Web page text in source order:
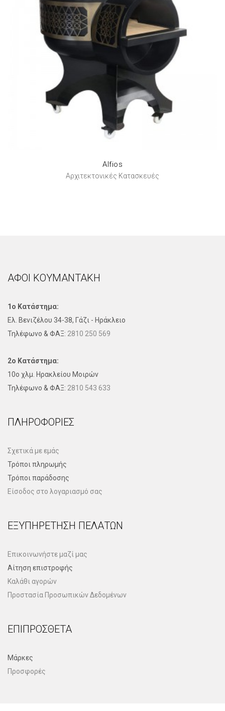
Alfios
Αρχιτεκτονικές Κατασκευές
ΑΦΟΙ ΚΟΥΜΑΝΤΑΚΗ
1ο Κατάστημα:
Ελ. Βενιζέλου 34-38, Γάζι - Ηράκλειο
Τηλέφωνo & ΦΑΞ: 2810 250 569
2ο Κατάστημα:
10ο χλμ. Ηρακλείου Μοιρών
Τηλέφωνo & ΦΑΞ: 2810 543 633
ΠΛΗΡΟΦΟΡΊΕΣ
Σχετικά με εμάς
Τρόποι πληρωμής
Τρόποι παράδοσης
Είσοδος στο λογαριασμό σας
ΕΞΥΠΗΡΈΤΗΣΗ ΠΕΛΑΤΏΝ
Επικοινωνήστε μαζί μας
Αίτηση επιστροφής
Καλάθι αγορών
Προστασία Προσωπικών Δεδομένων
ΕΠΙΠΡΌΣΘΕΤΑ
Μάρκες
Προσφορές